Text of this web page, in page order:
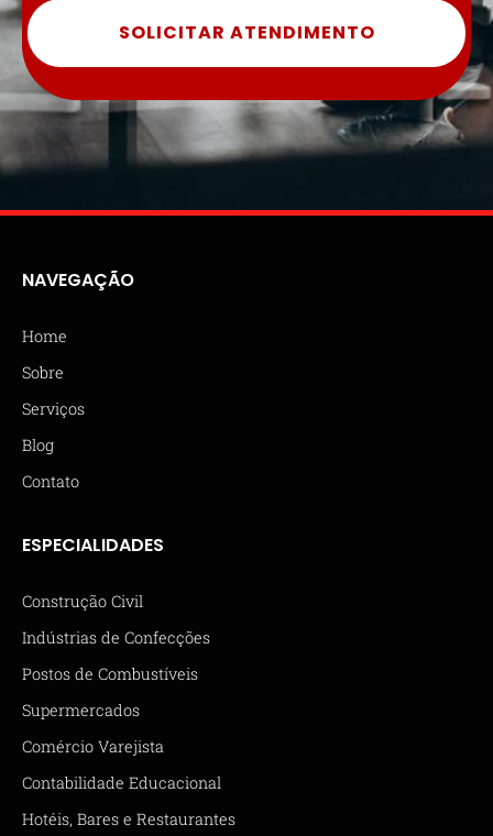
SOLICITAR ATENDIMENTO
NAVEGAÇÃO
Home
Sobre
Serviços
Blog
Contato
ESPECIALIDADES
Construção Civil
Indústrias de Confecções
Postos de Combustíveis
Supermercados
Comércio Varejista
Contabilidade Educacional
Hotéis, Bares e Restaurantes